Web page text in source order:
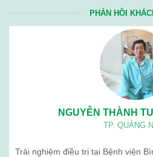
PHẢN HỒI
NGUYỄN THÀNH
TP. QUẢNG
Trải nghiệm điều trị tại Bệnh viện